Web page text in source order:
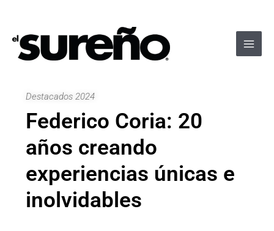
contenido
Destacados 2024
Federico Coria: 20
años creando
experiencias únicas e
inolvidables
entradas